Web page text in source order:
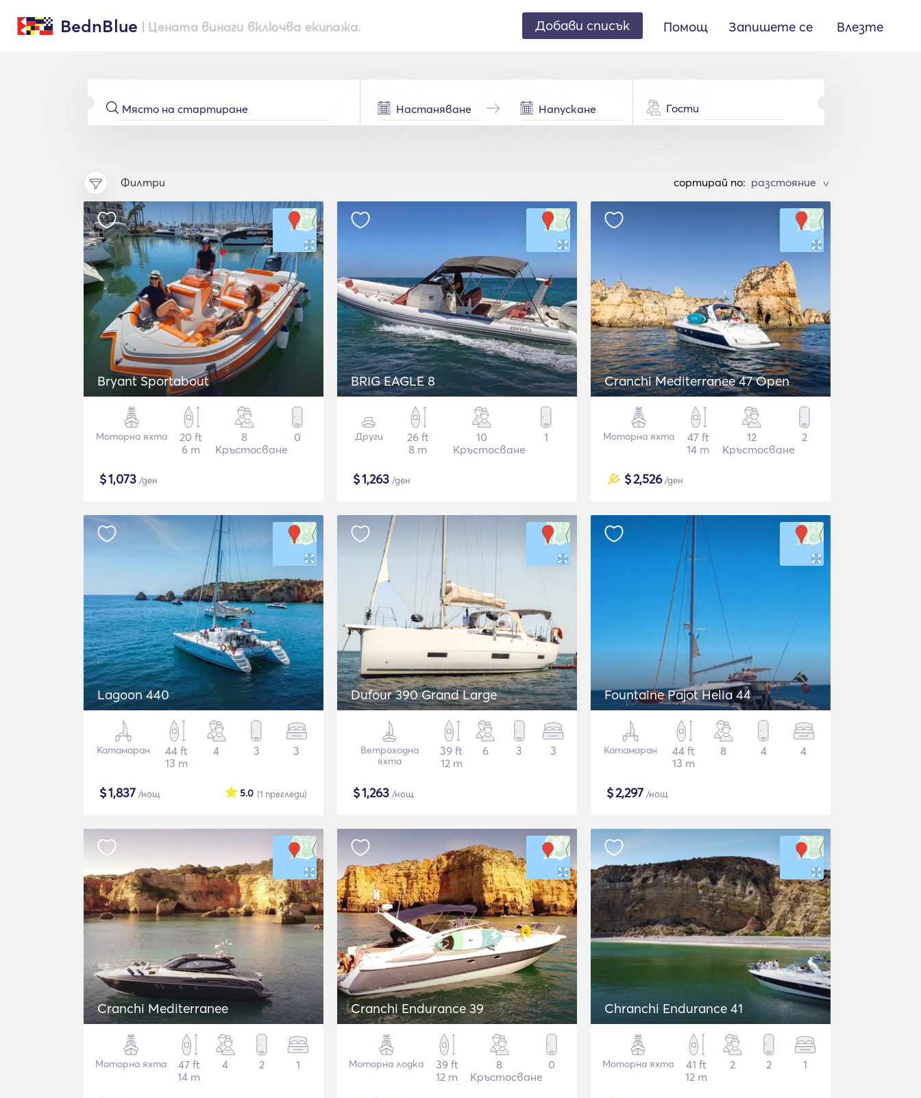
BednBlue | Цената винаги включва екипажа. Добави списък Помощ Запишете се Влезте
Гости
Филтри cортирай по: >
Bryant Sportabout
Моторна яхта
20 ft
6 m
8
Кръстосване
0
$1,073 /ден
BRIG EAGLE 8
Други
26 ft
8 m
10
Кръстосване
1
$1,263 /ден
Cranchi Mediterranee 47 Open
Моторна яхта
47 ft
14 m
12
Кръстосване
2
$2,526/ден
Lagoon 440
Катамаран
44 ft
13 m
4 3 3
$1,837 /нощ (1 прегледи)
5.0
Dufour 390 Grand Large
Ветроходна
яхта
39 ft
12 m
6 3 3
$1,263 /нощ
Fountaine Pajot Helia 44
Катамаран
44 ft
13 m
8 4 4
$2,297 /нощ
Cranchi Mediterranee
Моторна яхта
47 ft
14 m
4 2 1
Cranchi Endurance 39
Моторна лодка
39 ft
12 m
8
Кръстосване
0
Chranchi Endurance 41
Моторна яхта
41 ft
12 m
2 2 1